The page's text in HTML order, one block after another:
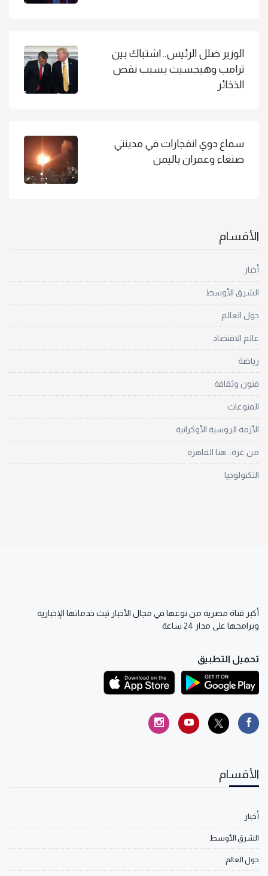
الوزير ضلل الرئيس.. اشتباك بين
ترامب وهيجسيث بسبب نقص
الذخائر
سماع دوي انفجارات في مدينتي
صنعاء وعمران باليمن
الأقسام
أخبار
الشرق الأوسط
حول العالم
عالم الاقتصاد
رياضة
فنون وثقافة
المنوعات
الأزمة الروسية الأوكرانية
من غزة.. هنا القاهرة
التكنولوجيا
أكبر قناة مصرية من نوعها في مجال الأخبار تبث خدماتها الإخبارية
وبرامجها على مدار 24 ساعة
تحميل التطبيق
الأقسام
أخبار
الشرق الأوسط
حول العالم